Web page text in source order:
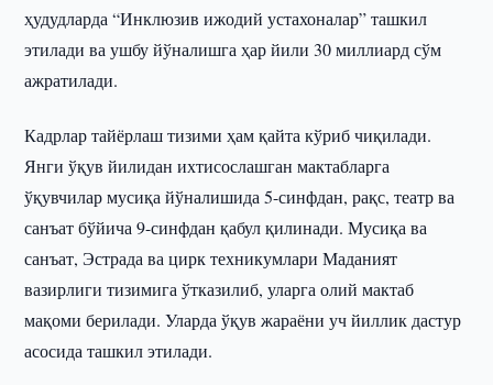
ҳудудларда “Инклюзив ижодий устахоналар” ташкил
этилади ва ушбу йўналишга ҳар йили 30 миллиард сўм
ажратилади.
Кадрлар тайёрлаш тизими ҳам қайта кўриб чиқилади.
Янги ўқув йилидан ихтисослашган мактабларга
ўқувчилар мусиқа йўналишида 5-синфдан, рақс, театр ва
санъат бўйича 9-синфдан қабул қилинади. Мусиқа ва
санъат, Эстрада ва цирк техникумлари Маданият
вазирлиги тизимига ўтказилиб, уларга олий мактаб
мақоми берилади. Уларда ўқув жараёни уч йиллик дастур
асосида ташкил этилади.